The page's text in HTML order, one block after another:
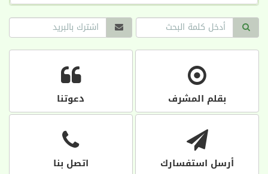
بقلم المشرف دعوتنا
أرسل استفسارك اتصل بنا